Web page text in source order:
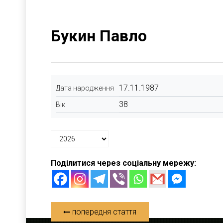
Букин Павло
Дата народження 17.11.1987
Вік 38
Поділитися через соціальну мережу:
попередня стаття